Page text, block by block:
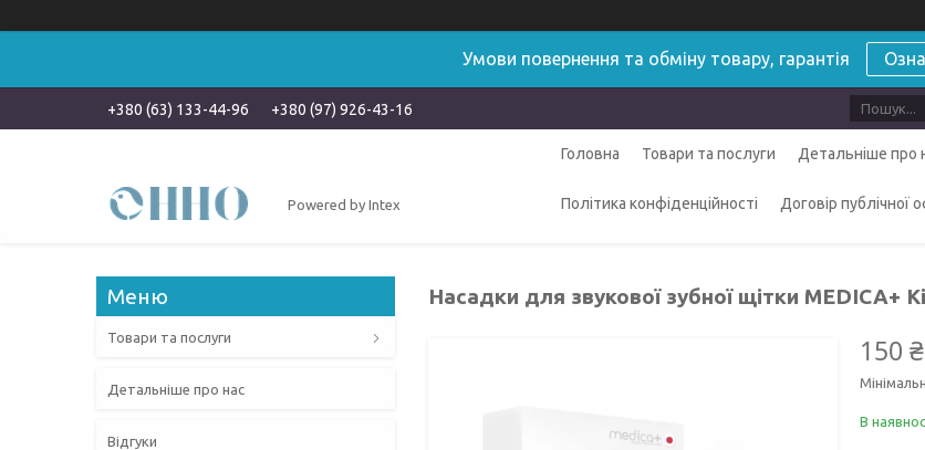
Умови повернення та обміну товару, гарантія
+380 (63) 133-44-96 +380 (97) 926-43-16
Powered by Intex
Головна Товари та послуги Детальніше про
Політика конфіденційності Договір публічної
Насадки для звукової зубної щітки MEDICA+
150 ₴
В
Товари та послуги
Детальніше про нас
Відгуки